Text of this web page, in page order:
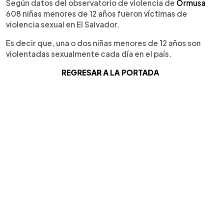
Según datos del observatorio de violencia de Ormusa
608 niñas menores de 12 años fueron víctimas de
violencia sexual en El Salvador.
Es decir que, una o dos niñas menores de 12 años son
violentadas sexualmente cada día en el país.
REGRESAR A LA PORTADA